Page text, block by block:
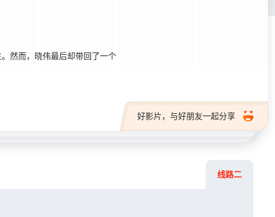
然而，晓伟最后却带回了一个
好影片，与好朋友一起分享
线路二